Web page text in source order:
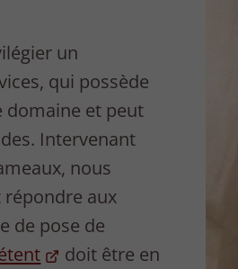
un
qui possède
domaine et peut
Intervenant
nous
aux
de pose de
doit être en